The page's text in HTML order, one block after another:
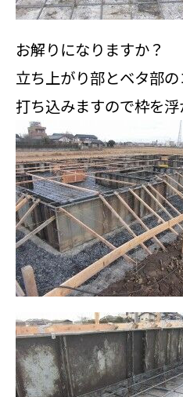
お解りになりますか？
立ち上がり部とベタ部
打ち込みますので枠を浮